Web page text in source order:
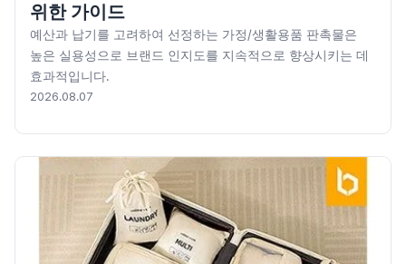
사무용잡화
사무용품
상패/휘장
선물세트
수건/손수건
시계/고급시계
업소용품
위한 가이드
예산과 납기를 고려하여 선정하는 가정/생활용품 판촉물은
높은 실용성으로 브랜드 인지도를 지속적으로 향상시키는 데
효과적입니다.
2026.08.07